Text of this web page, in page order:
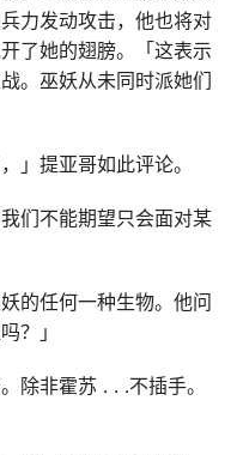
力发动攻击，他也将对
了她的翅膀。「这表示
。巫妖从未同时派她们
」提亚哥如此评论。
们不能期望只会面对某
的任何一种生物。他问
？」
除非霍苏 . . .不插手。